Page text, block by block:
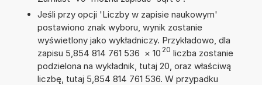
Jeśli przy opcji 'Liczby w zapisie naukowym'
postawiono znak wyboru, wynik zostanie
wyświetlony jako wykładniczy. Przykładowo, dla
zapisu 5,854 814 761 536 × 10 20 liczba zostanie
podzielona na wykładnik, tutaj 20, oraz właściwą
liczbę, tutaj 5,854 814 761 536. W przypadku